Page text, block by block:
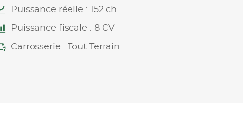
Puissance réelle : 152 ch
Puissance fiscale : 8 CV
Carrosserie : Tout Terrain